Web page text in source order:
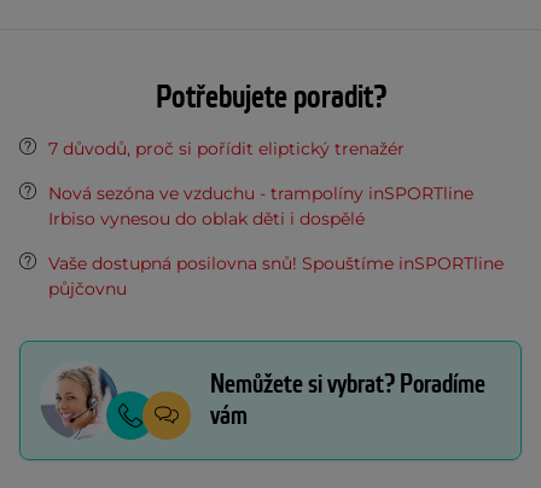
Potřebujete poradit?
7 důvodů, proč si pořídit eliptický trenažér
Nová sezóna ve vzduchu - trampolíny inSPORTline
Irbiso vynesou do oblak děti i dospělé
Vaše dostupná posilovna snů! Spouštíme inSPORTline
půjčovnu
Nemůžete si vybrat? Poradíme
vám